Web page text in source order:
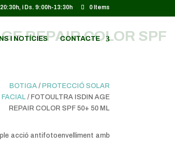
i Ds. 9:00h-13:30h 0 Items
I NOTÍCIES CONTACTE
REPAIR COLOR SPF
BOTIGA/ PROTECCIÓ SOLAR
FACIAL/ FOTOULTRA ISDIN AGE
REPAIR COLOR SPF 50+ 50 ML
acció antifotoenvelliment amb